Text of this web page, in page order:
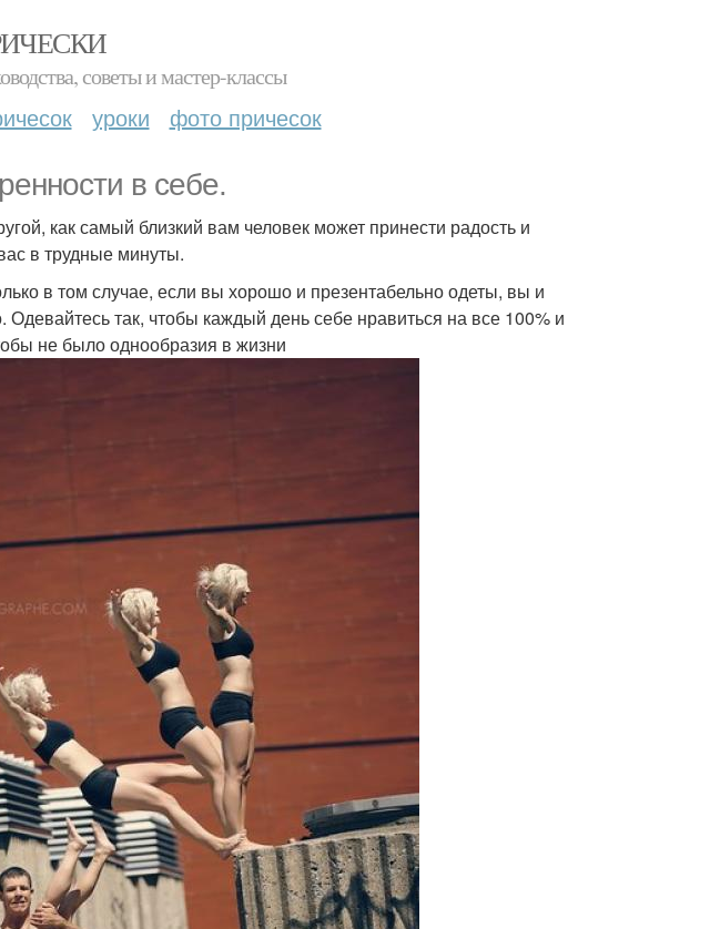
советы и мастер-классы
уроки фото причесок
в себе.
как самый близкий вам человек может принести радость и
в трудные минуты.
в том случае, если вы хорошо и презентабельно одеты, вы и
Одевайтесь так, чтобы каждый день себе нравиться на все 100% и
не было однообразия в жизни